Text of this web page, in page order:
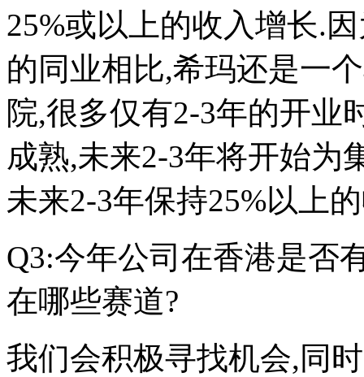
25%或以上的收入增长.
的同业相比,希玛还是一
院,很多仅有2-3年的开业
成熟,未来2-3年将开始为
未来2-3年保持25%以上
Q3:今年公司在香港是否
在哪些赛道?
我们会积极寻找机会,同